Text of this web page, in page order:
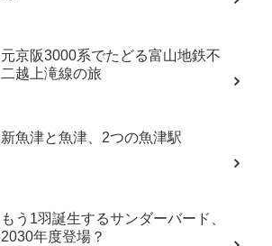
元京阪3000系でたどる富山地鉄不
二越上滝線の旅
新魚津と魚津、2つの魚津駅
もう1羽誕生するサンダーバード、
2030年度登場？